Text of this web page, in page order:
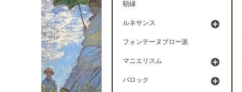
額縁
ルネサンス
フォンテーヌブロー派
マニエリスム
バロック